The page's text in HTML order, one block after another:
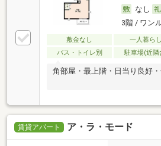
なし
3階 / ワン
敷金なし 一人暮らし
バス・トイレ別
駐車場(近隣
角部屋・最上階・日当り良好
賃貸アパート ア・ラ・モード